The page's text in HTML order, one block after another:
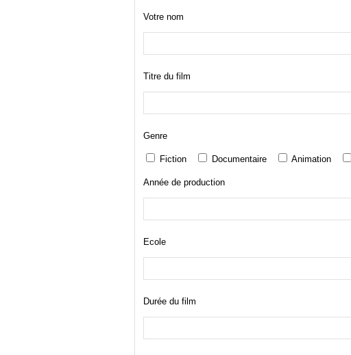
Votre nom
Titre du film
Genre
Fiction Documentaire Animation
Année de production
Ecole
Durée du film